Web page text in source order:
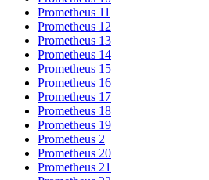
Prometheus 11
Prometheus 12
Prometheus 13
Prometheus 14
Prometheus 15
Prometheus 16
Prometheus 17
Prometheus 18
Prometheus 19
Prometheus 2
Prometheus 20
Prometheus 21